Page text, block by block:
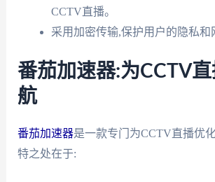
CCTV直播。
采用加密传输,保护用户的隐私和
番茄加速器:为CCTV
航
番茄加速器是一款专门为CCTV直播优
特之处在于: